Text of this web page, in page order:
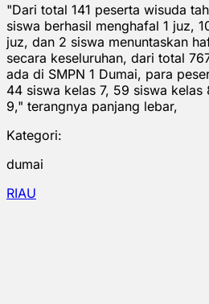
"Dari total 141 peserta wisuda
siswa berhasil menghafal 1 juz,
juz, dan 2 siswa menuntaskan
secara keseluruhan, dari total
ada di SMPN 1 Dumai, para
44 siswa kelas 7, 59 siswa
9," terangnya panjang lebar,
Kategori:
dumai
RIAU